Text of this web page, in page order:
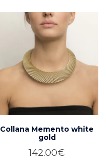
Collana Memento white
gold
142.00€